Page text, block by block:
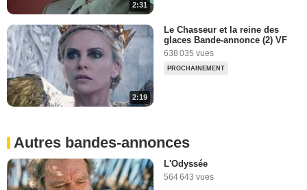
2:31
2:19
Le Chasseur et la reine des
glaces Bande-annonce (2) VF
638 035 vues
PROCHAINEMENT
Autres bandes-annonces
L'Odyssée
564 643 vues